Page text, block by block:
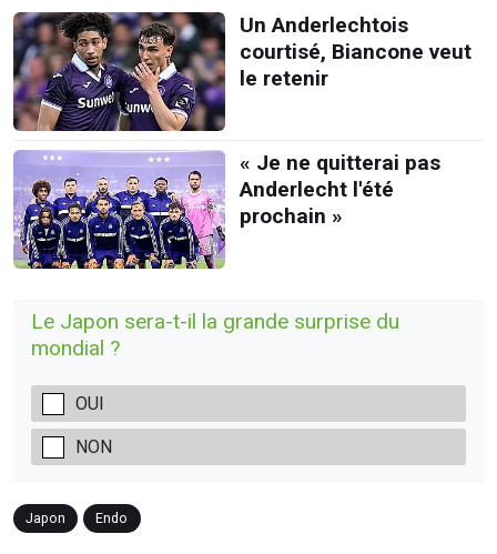
Un Anderlechtois
courtisé, Biancone veut
le retenir
« Je ne quitterai pas
Anderlecht l'été
prochain »
Le Japon sera-t-il la grande surprise du
mondial ?
OUI
NON
Japon Endo